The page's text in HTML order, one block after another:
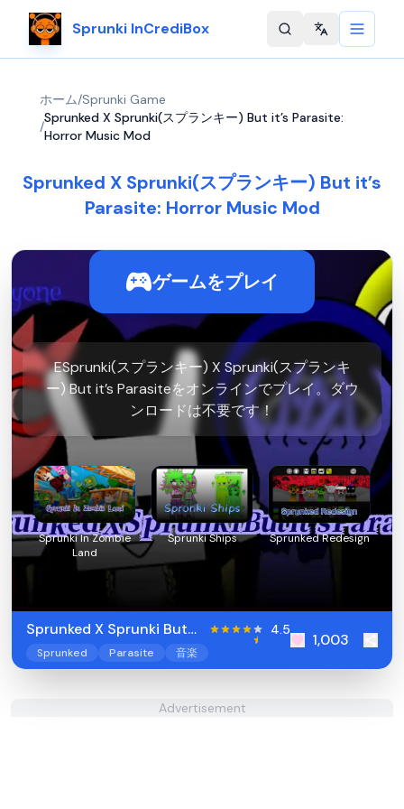
Sprunki InCrediBox Change
ホーム/Sprunki Game
/
Sprunked X Sprunki(スプランキー) But it’s Parasite:
Horror Music Mod
Sprunked X Sprunki(スプランキー) But it’s
Parasite: Horror Music Mod
ゲームをプレイ
ESprunki(スプランキー) X Sprunki(スプランキ
ー) But it’s Parasiteをオンラインでプレイ。ダウ
ンロードは不要です！
Sprunki In Zombie
Land
Sprunki Ships Sprunked Redesign
Sprunked X Sprunki But
it’s Parasite
4.5
Sprunked Parasite 音楽
1,003
Advertisement